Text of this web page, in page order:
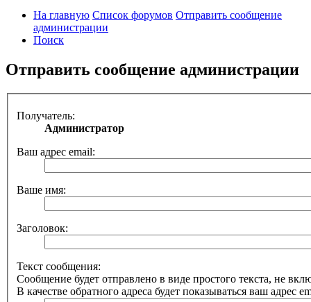
На главную Список форумов Отправить сообщение
администрации
Поиск
Отправить сообщение администрации
Получатель:
Администратор
Ваш адрес email:
Ваше имя:
Заголовок:
Текст сообщения:
Сообщение будет отправлено в виде простого текста, не
В качестве обратного адреса будет показываться ваш адрес